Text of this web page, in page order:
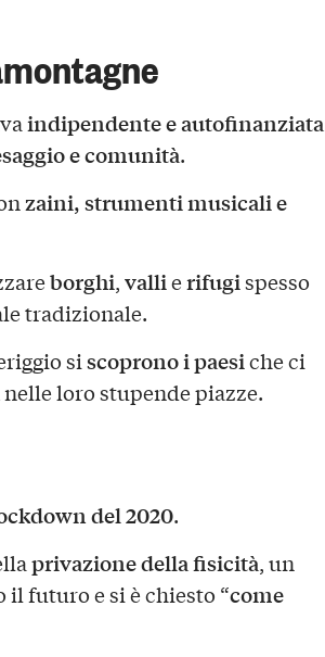
indipendente e autofinanziata
e comunità.
zaini, strumenti musicali e
borghi,vallierifugispesso
tradizionale.
siscoprono i paesiche ci
nelle loro stupende piazze.
del 2020.
privazione della fisicità, un
futuro e si è chiesto “come